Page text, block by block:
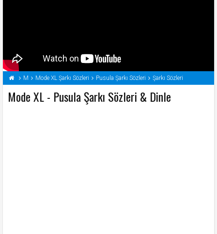
M Mode XL Şarkı Sözleri Pusula Şarkı Sözleri Şarkı Sözleri
Mode XL - Pusula Şarkı Sözleri & Dinle